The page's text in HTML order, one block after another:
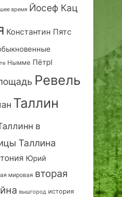
время Йосеф Кац
Константин Пятс
Нымме ПётрI
Ревель
Таллин
в
Таллина
Юрий
мировая вторая
вышгород история